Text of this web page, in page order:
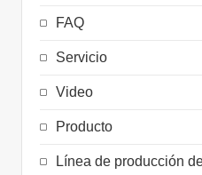
FAQ
Servicio
Video
Producto
Línea de producción